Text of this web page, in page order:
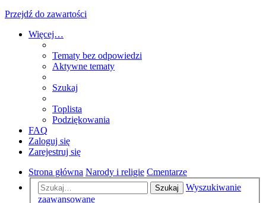
Przejdź do zawartości
Więcej…
Tematy bez odpowiedzi
Aktywne tematy
Szukaj
Toplista
Podziękowania
FAQ
Zaloguj się
Zarejestruj się
Strona główna Narody i religie Cmentarze
Szukaj
Wyszukiwanie
zaawansowane